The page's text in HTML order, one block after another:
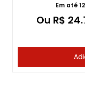
Em até
Ou R$